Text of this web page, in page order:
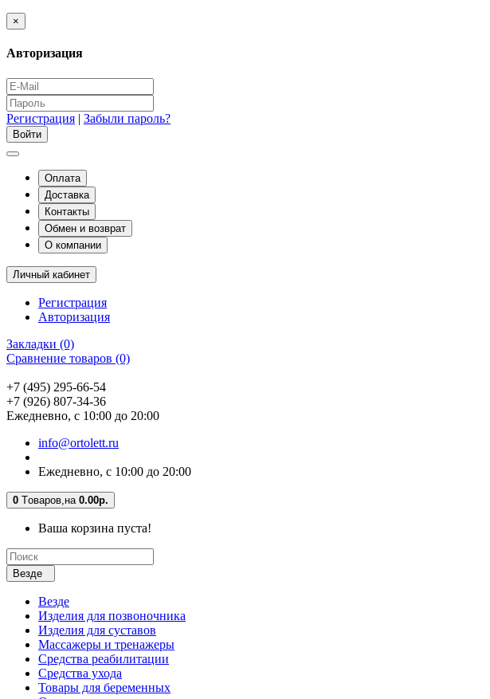
×
Авторизация
Регистрация | Забыли пароль?
Оплата
Доставка
Контакты
Обмен и возврат
О компании
Личный кабинет
Регистрация
Авторизация
Закладки (0)
Сравнение товаров (0)
+7 (495) 295-66-54
+7 (926) 807-34-36
Ежедневно, с 10:00 до 20:00
info@ortolett.ru
Ежедневно, с 10:00 до 20:00
0 Tоваров, на 0.00р.
Ваша корзина пуста!
Везде
Везде
Изделия для позвоночника
Изделия для суставов
Массажеры и тренажеры
Средства реабилитации
Средства ухода
Товары для беременных